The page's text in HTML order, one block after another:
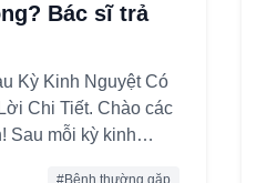
Bác sĩ trả
Kỳ Kinh Nguyệt Có
Chi Tiết. Chào các
Sau mỗi kỳ kinh
#Bệnh thường gặp